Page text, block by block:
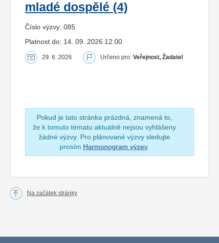
mladé dospělé (4)
Číslo výzvy: 085
Platnost do: 14. 09. 2026 12:00
29. 6. 2026 Určeno pro: Veřejnost, Žadatel
Pokud je tato stránka prázdná, znamená to,
že k tomuto tématu aktuálně nejsou vyhlášeny
žádné výzvy. Pro plánované výzvy sledujte
prosím Harmonogram výzev.
Na začátek stránky